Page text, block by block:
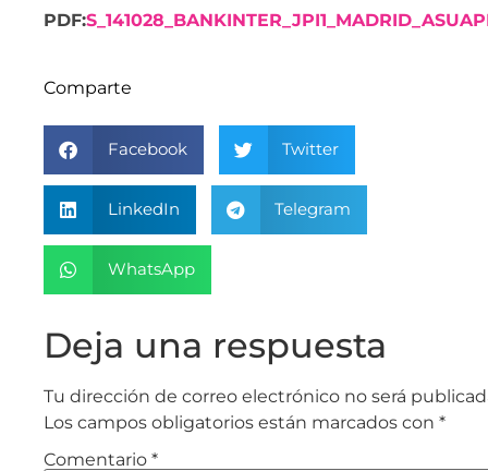
PDF:
Comparte
Facebook Twitter
LinkedIn Telegram
WhatsApp
Deja una respuesta
Tu dirección de correo electrónico no será
Los campos obligatorios están marcados con *
Comentario *